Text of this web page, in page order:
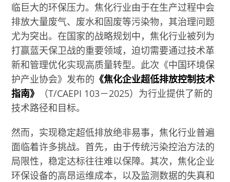
临巨大的环保压力。焦化行业由于在生产过程中会
排放大量废气、废水和固废等污染物，其治理问题
尤为突出。在国家的战略规划中，焦化行业被列为
打赢蓝天保卫战的重要领域，迫切需要通过技术革
新和管理优化实现高质量转型。此次《中国环境保
护产业协会》发布的 《焦化企业超低排放控制技术
指南》
（T/CAEPI 103－2025）为行业提供了新的
技术路径和目标。
然而，实现稳定超低排放绝非易事，焦化行业普遍
面临着许多挑战。首先，由于传统污染控治方法的
局限性，稳定达标往往难以保障。其次，焦化企业
环保设备的高昂运维成本，以及监测数据的失真和